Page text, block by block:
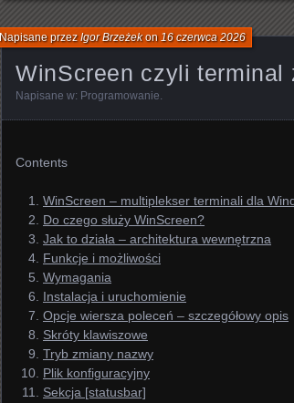
WinScreen czyli terminal
Napisane przezIgor Brzeżekon16 czerwca 2026
Napisane w: Programowanie.
Contents
WinScreen – multiplekser terminali dla
Do czego służy WinScreen?
Jak to działa – architektura wewnętrzna
Funkcje i możliwości
Wymagania
Instalacja i uruchomienie
Opcje wiersza poleceń – szczegółowy opis
Skróty klawiszowe
Tryb zmiany nazwy
Plik konfiguracyjny
Sekcja [statusbar]